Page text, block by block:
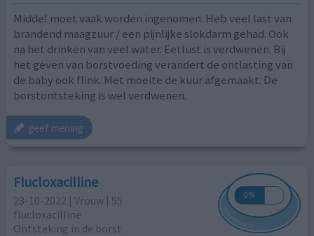
Middel moet vaak worden ingenomen. Heb veel last van
brandend maagzuur / een pijnlijke slokdarm gehad. Ook
na het drinken van veel water. Eetlust is verdwenen. Bij
het geven van borstvoeding verandert de ontlasting van
de baby ook flink. Met moeite de kuur afgemaakt. De
borstontsteking is wel verdwenen.
geef mening
Flucloxacilline
23-10-2022 | Vrouw | 55
flucloxacilline
Ontsteking in de borst